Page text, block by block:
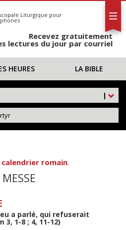
Liturgique pour
Recevez gratuitement
lectures du jour par courriel
HEURES LA BIBLE
|
calendrier romain.
a parlé, qui refuserait
3, 1-8 ; 4, 11-12)